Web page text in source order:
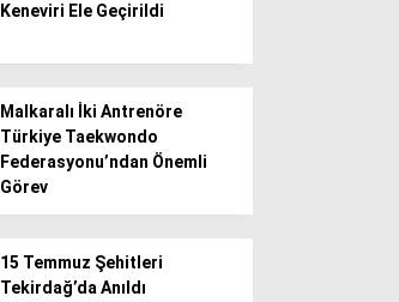
Keneviri Ele Geçirildi
Malkaralı İki Antrenöre
Türkiye Taekwondo
Federasyonu’ndan Önemli
Görev
15 Temmuz Şehitleri
Tekirdağ’da Anıldı